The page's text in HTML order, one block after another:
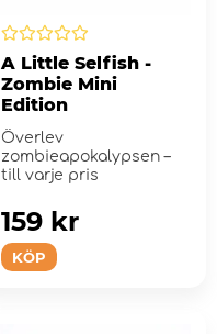
A Little Selfish -
Zombie Mini
Edition
Överlev
zombieapokalypsen –
till varje pris
KÖP
159 kr